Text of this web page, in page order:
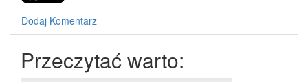
Dodaj Komentarz
Przeczytać warto: